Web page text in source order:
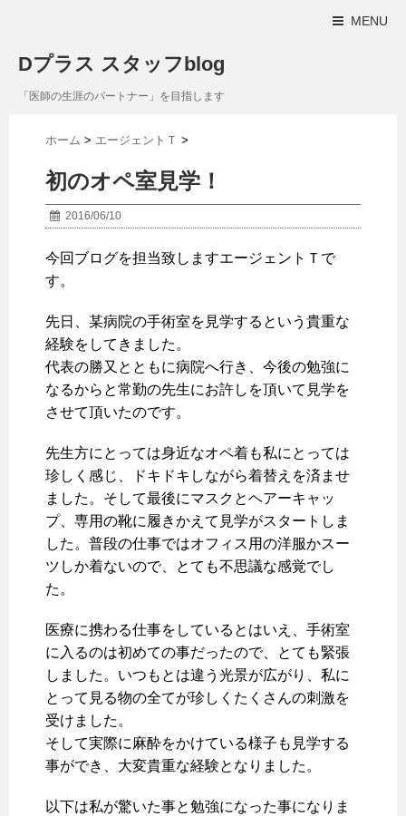
MENU
Dプラス スタッフblog
「医師の生涯のパートナー」を目指します
ホーム > エージェントＴ >
初のオペ室見学！
2016/06/10
今回ブログを担当致しますエージェントＴで
す。
先日、某病院の手術室を見学するという貴重な
経験をしてきました。
代表の勝又とともに病院へ行き、今後の勉強に
なるからと常勤の先生にお許しを頂いて見学を
させて頂いたのです。
先生方にとっては身近なオペ着も私にとっては
珍しく感じ、ドキドキしながら着替えを済ませ
ました。そして最後にマスクとヘアーキャッ
プ、専用の靴に履きかえて見学がスタートしま
した。普段の仕事ではオフィス用の洋服かスー
ツしか着ないので、とても不思議な感覚でし
た。
医療に携わる仕事をしているとはいえ、手術室
に入るのは初めての事だったので、とても緊張
しました。いつもとは違う光景が広がり、私に
とって見る物の全てが珍しくたくさんの刺激を
受けました。
そして実際に麻酔をかけている様子も見学する
事ができ、大変貴重な経験となりました。
以下は私が驚いた事と勉強になった事になりま